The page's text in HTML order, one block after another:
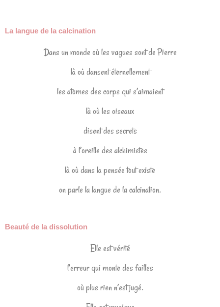
La langue de la calcination
Dans un monde où les vagues sont de Pierre
là où dansent éternellement
les atomes des corps qui s’aimaient
là où les oiseaux
disent des secrets
à l’oreille des alchimistes
là où dans la pensée tout existe
on parle la langue de la calcination.
Beauté de la dissolution
Elle est vérité
l’erreur qui monte des failles
où plus rien n’est jugé.